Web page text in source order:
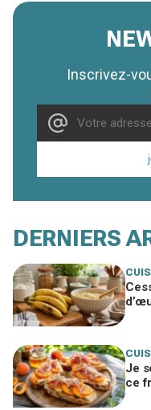
Inscrivez-
DERNIERS
Je
ce